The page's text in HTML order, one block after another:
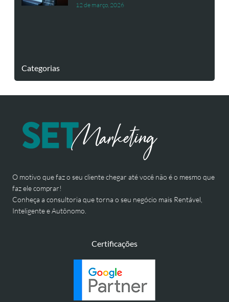
12 de março, 2026
Categorias
O motivo que faz o seu cliente chegar até você não é o mesmo que
faz ele comprar!
Conheça a consultoria que torna o seu negócio mais Rentável,
Inteligente e Autônomo.
Certificações